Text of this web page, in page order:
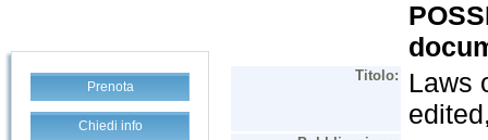
Prenota
Chiedi info